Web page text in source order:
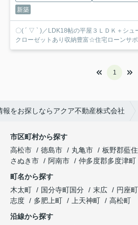
新築
〇( ´ ▽ ` )／LDK18帖の平屋３ＬＤＫ＋シュ
クローゼットあり収納豊富☆住宅ローンサ
1
報をお探しならアクア不動産株式会社
市区町村から探す
高松市
徳島市 丸亀市 板野郡藍
さぬき市
阿南市 仲多度郡多度津町
町名から探す
木太町
国分寺町国分 末広 円座町
志度
多肥上町 上天神町
高松町
沿線から探す